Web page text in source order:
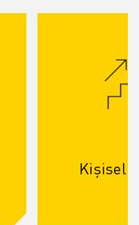
Kişisel